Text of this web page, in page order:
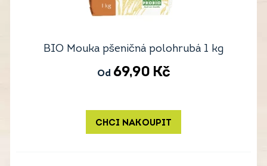
BIO Mouka pšeničná polohrubá 1 kg
Od 69,90 Kč
CHCI NAKOUPIT